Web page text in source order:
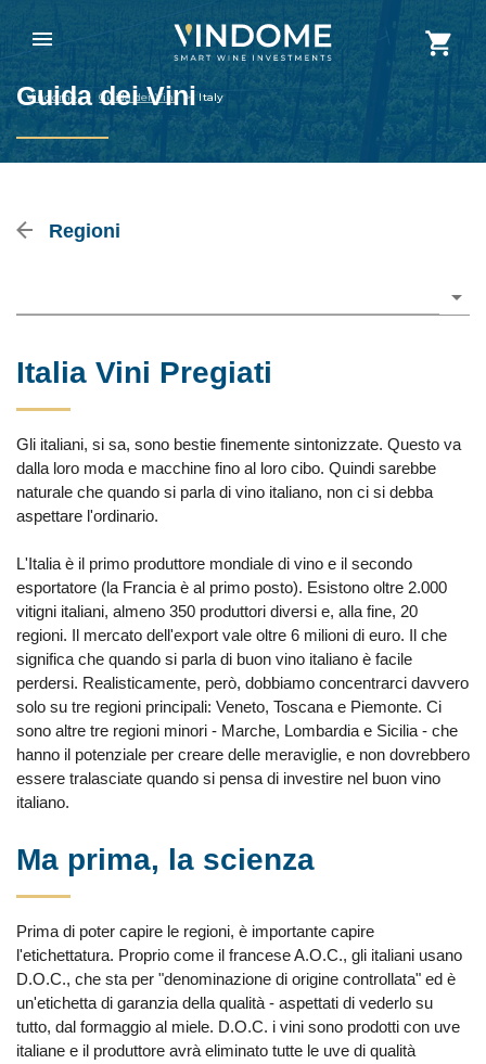
Vindome > Guida dei Vini > Italy
Guida dei Vini
Regioni
Italia Vini Pregiati
Gli italiani, si sa, sono bestie finemente sintonizzate. Questo va
dalla loro moda e macchine fino al loro cibo. Quindi sarebbe
naturale che quando si parla di vino italiano, non ci si debba
aspettare l'ordinario.
L'Italia è il primo produttore mondiale di vino e il secondo
esportatore (la Francia è al primo posto). Esistono oltre 2.000
vitigni italiani, almeno 350 produttori diversi e, alla fine, 20
regioni. Il mercato dell'export vale oltre 6 milioni di euro. Il che
significa che quando si parla di buon vino italiano è facile
perdersi. Realisticamente, però, dobbiamo concentrarci davvero
solo su tre regioni principali: Veneto, Toscana e Piemonte. Ci
sono altre tre regioni minori - Marche, Lombardia e Sicilia - che
hanno il potenziale per creare delle meraviglie, e non dovrebbero
essere tralasciate quando si pensa di investire nel buon vino
italiano.
Ma prima, la scienza
Prima di poter capire le regioni, è importante capire
l'etichettatura. Proprio come il francese A.O.C., gli italiani usano
D.O.C., che sta per "denominazione di origine controllata" ed è
un'etichetta di garanzia della qualità - aspettati di vederlo su
tutto, dal formaggio al miele. D.O.C. i vini sono prodotti con uve
italiane e il produttore avrà eliminato tutte le uve di qualità